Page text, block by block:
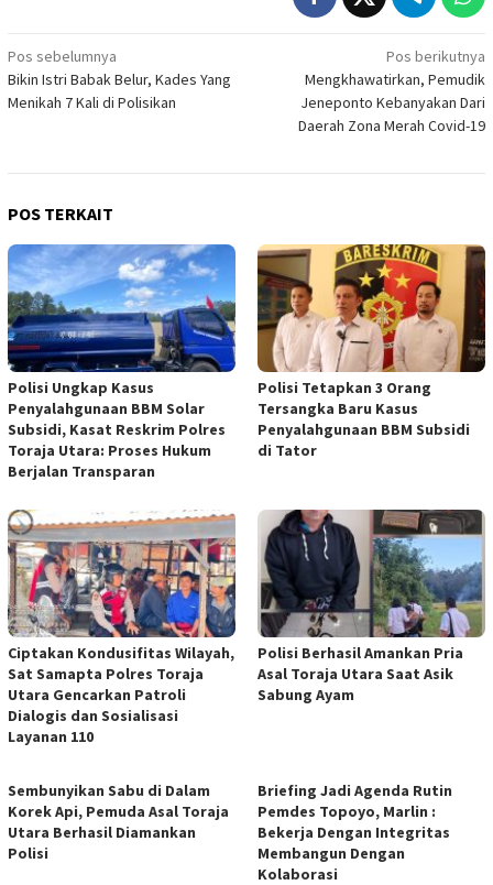
Navigasi
pos
Pos sebelumnya
Bikin Istri Babak Belur, Kades Yang
Menikah 7 Kali di Polisikan
Pos berikutnya
Mengkhawatirkan, Pemudik
Jeneponto Kebanyakan Dari
Daerah Zona Merah Covid-19
POS TERKAIT
Polisi Ungkap Kasus
Penyalahgunaan BBM Solar
Subsidi, Kasat Reskrim Polres
Toraja Utara: Proses Hukum
Berjalan Transparan
Polisi Tetapkan 3 Orang
Tersangka Baru Kasus
Penyalahgunaan BBM Subsidi
di Tator
Ciptakan Kondusifitas Wilayah,
Sat Samapta Polres Toraja
Utara Gencarkan Patroli
Dialogis dan Sosialisasi
Layanan 110
Polisi Berhasil Amankan Pria
Asal Toraja Utara Saat Asik
Sabung Ayam
Sembunyikan Sabu di Dalam
Korek Api, Pemuda Asal Toraja
Utara Berhasil Diamankan
Polisi
Briefing Jadi Agenda Rutin
Pemdes Topoyo, Marlin :
Bekerja Dengan Integritas
Membangun Dengan
Kolaborasi